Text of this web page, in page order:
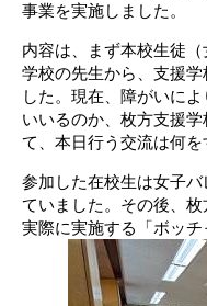
事業を実施しました。
内容は、まず本校生徒
学校の先生から、支援
した。現在、障がいに
いいるのか、枚方支援
て、本日行う交流は何を
参加した在校生は女子
ていました。その後、枚
実際に実施する「ボッチ